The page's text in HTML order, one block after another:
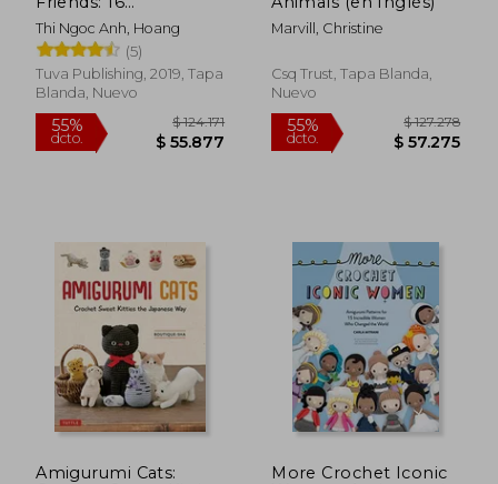
55%
Amigurumi Creations
From Khuc cay (en
Inglés)
Thi Ngoc Anh, Hoang
(5)
Tuva Publishing, 2019, Tapa
Blanda, Nuevo
Marvill, Christine
Csq Trust, Tapa Blanda,
Nuevo
Amigurumi Cats:
More Crochet Iconic